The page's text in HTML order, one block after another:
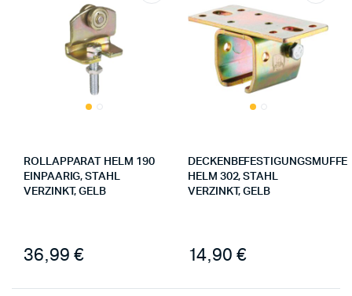
ROLLAPPARAT HELM 190
EINPAARIG, STAHL
VERZINKT, GELB
36,99 €
DECKENBEFESTIGUNGSMUFFE
HELM 302, STAHL
VERZINKT, GELB
14,90 €